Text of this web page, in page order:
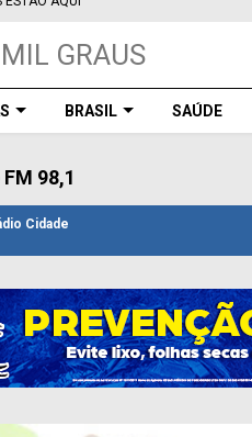
MIL GRAUS
BRASIL SAÚDE
98,1
Cidade